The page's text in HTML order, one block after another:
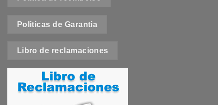
Politicas de Garantia
Libro de reclamaciones